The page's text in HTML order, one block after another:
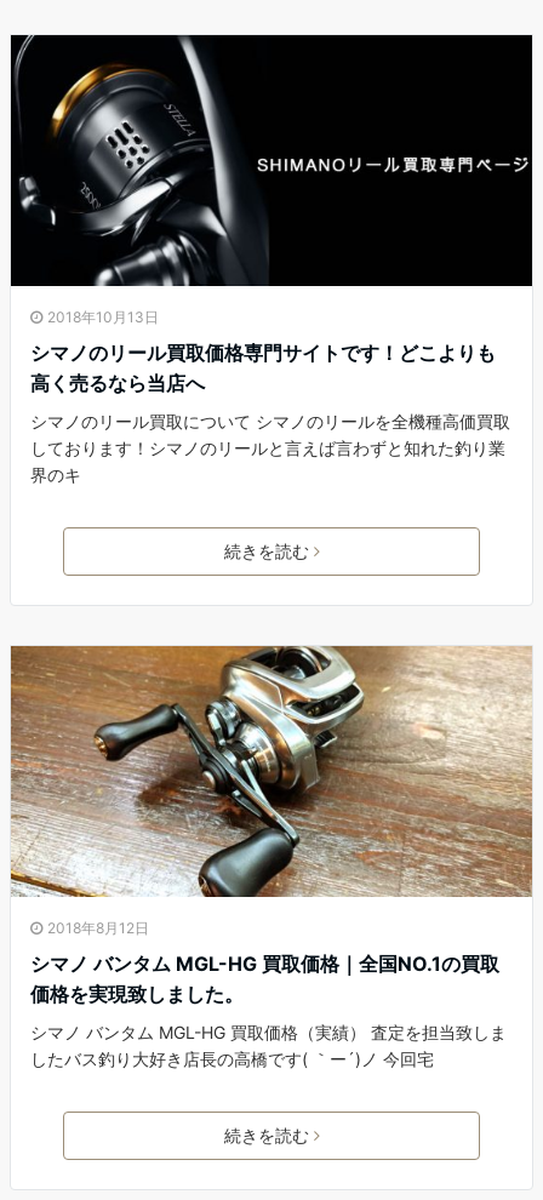
2018年10月13日
シマノのリール買取価格専門サイトです！どこよりも
高く売るなら当店へ
シマノのリール買取について シマノのリールを全機種高価買取
しております！シマノのリールと言えば言わずと知れた釣り業
界のキ
続きを読む
2018年8月12日
シマノ バンタム MGL-HG 買取価格｜全国NO.1の買取
価格を実現致しました。
シマノ バンタム MGL-HG 買取価格（実績） 査定を担当致しま
したバス釣り大好き店長の高橋です( ｀ー´)ノ 今回宅
続きを読む